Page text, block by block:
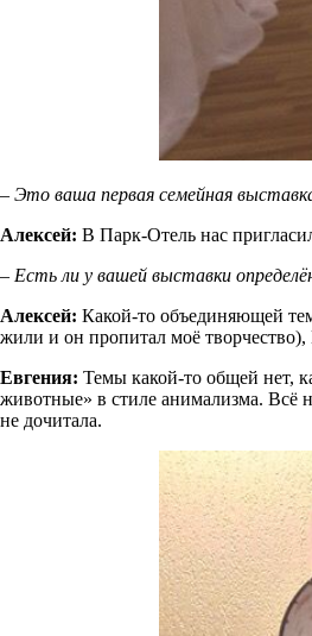
– Это ваша первая семейная
Алексей: В Парк-Отель нас
– Есть ли у вашей выставки
Алексей: Какой-то объединяющей
жили и он пропитал моё
Евгения: Темы какой-то общей нет,
животные» в стиле анимализма. Всё
не дочитала.